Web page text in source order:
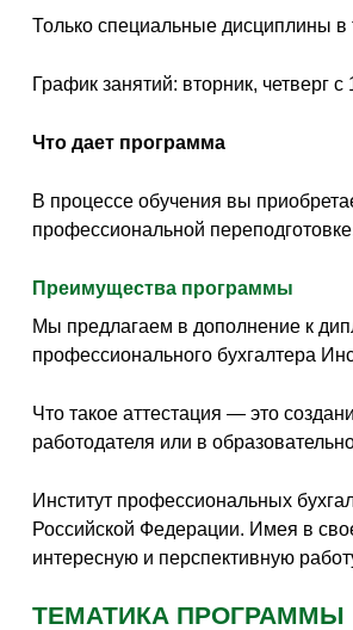
Только специальные дисциплины в
График занятий: вторник, четверг
Что дает программа
В процессе обучения вы
профессиональной
Преимущества программы
Мы предлагаем в дополнение к
профессионального бухгалтера
Что такое аттестация — это
работодателя или в
Институт профессиональных
Российской Федерации. Имея в
интересную и перспективную
ТЕМАТИКА ПРОГРАММЫ